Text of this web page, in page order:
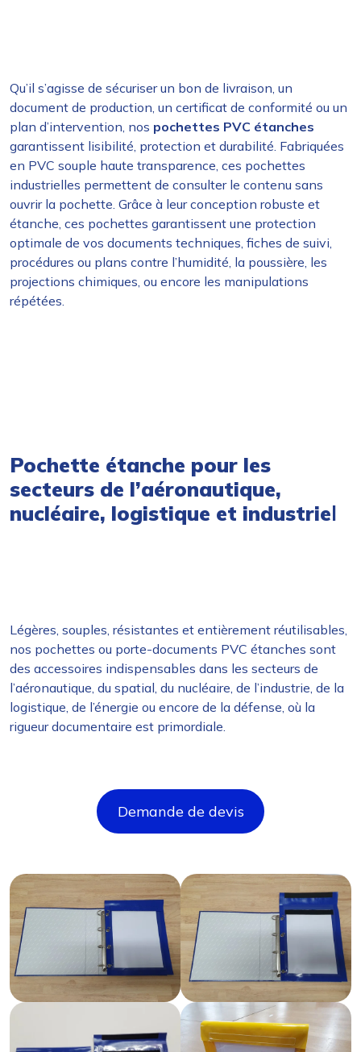
Qu’il s’agisse de sécuriser un bon de livraison, un
document de production, un certificat de conformité ou un
plan d’intervention, nos pochettes PVC étanches
garantissent lisibilité, protection et durabilité. Fabriquées
en PVC souple haute transparence, ces pochettes
industrielles permettent de consulter le contenu sans
ouvrir la pochette. Grâce à leur conception robuste et
étanche, ces pochettes garantissent une protection
optimale de vos documents techniques, fiches de suivi,
procédures ou plans contre l’humidité, la poussière, les
projections chimiques, ou encore les manipulations
répétées.
Pochette étanche pour les
secteurs de l’aéronautique,
nucléaire, logistique et industriel
Légères, souples, résistantes et entièrement réutilisables,
nos pochettes ou porte-documents PVC étanches sont
des accessoires indispensables dans les secteurs de
l’aéronautique, du spatial, du nucléaire, de l’industrie, de la
logistique, de l’énergie ou encore de la défense, où la
rigueur documentaire est primordiale.
Demande de devis